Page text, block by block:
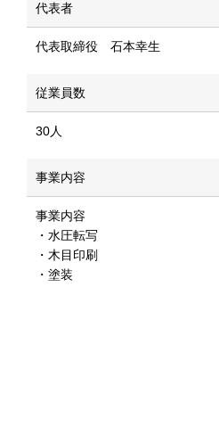
代表者
代表取締役 石本幸生
従業員数
30人
事業内容
事業内容
・水圧転写
・木目印刷
・塗装